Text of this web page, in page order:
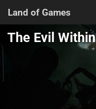
Land of Games
The Evil Within